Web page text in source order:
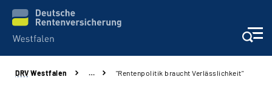
Kontakt und Beratung
DRV Westfalen … "Rentenpolitik braucht Verlässlichkeit"